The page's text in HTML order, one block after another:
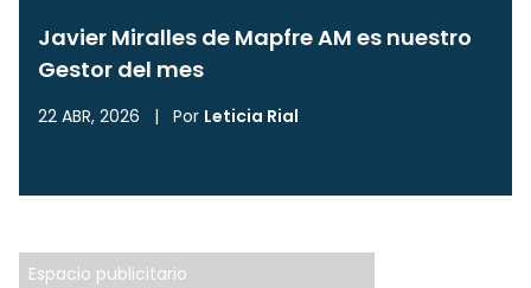
Javier Miralles de Mapfre AM es nuestro
Gestor del mes
22 ABR, 2026 | Por Leticia Rial
Espacio publicitario